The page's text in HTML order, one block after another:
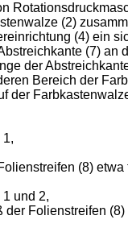
(2)
(4) ein
(7) an
der
Bereich der
der
1,
(8)
und 2,
Folienstreifen